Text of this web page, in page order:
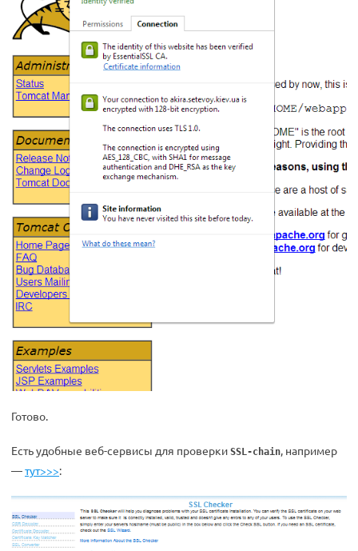
Готово.
Есть удобные веб-сервисы для проверки SSL-chain , например
—тут>>>: